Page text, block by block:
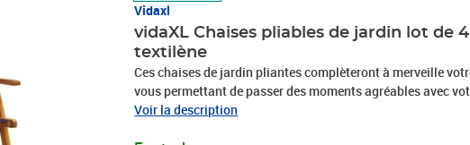
Vidaxl
vidaXL Chaises pliables de jardin lot de
textilène
Ces chaises de jardin pliantes complèteront à merveille
vous permettant de passer des moments agréables avec
Robuste et stable : le bois d'acacia massif est connu pour
Voir la description